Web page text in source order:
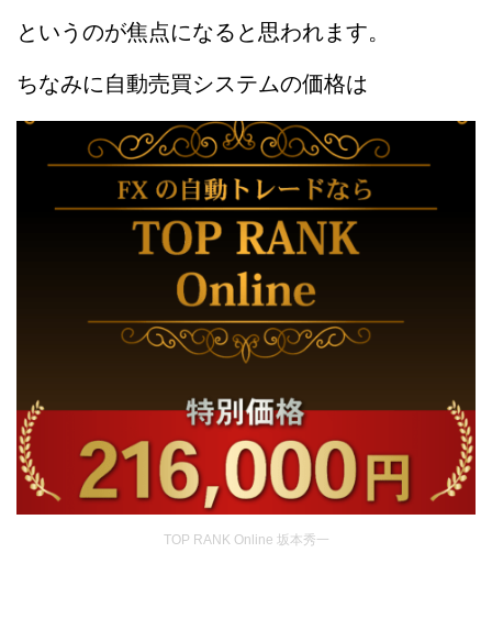
というのが焦点になると思われます。
ちなみに自動売買システムの価格は
TOP RANK Online 坂本秀一